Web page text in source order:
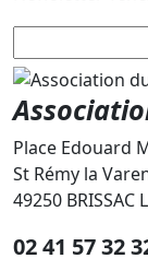
Place Edouard
St Rémy la
49250 BRISSAC
02 41 57 32